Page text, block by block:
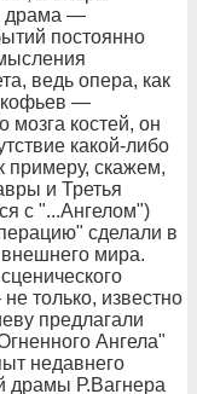
драма —
постоянно
ведь опера, как
—
мозга костей, он
какой-либо
примеру, скажем,
и Третья
с "...Ангелом")
сделали в
мира.
только, известно
предлагали
Ангела"
недавнего
драмы Р.Вагнера